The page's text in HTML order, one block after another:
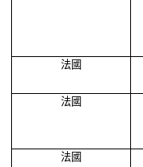
法國
法國
法國